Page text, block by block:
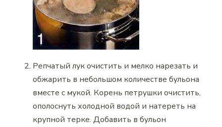
Репчатый лук очистить и мелко нарезать и
обжарить в небольшом количестве бульона
вместе с мукой. Корень петрушки очистить,
ополоснуть холодной водой и натереть на
крупной терке. Добавить в бульон